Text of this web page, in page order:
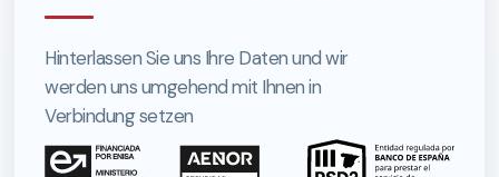
Hinterlassen Sie uns Ihre Daten und wir
werden uns umgehend mit Ihnen in
Verbindung setzen